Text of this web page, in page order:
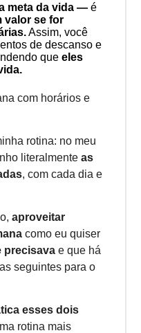
meta da vida —é
valor se for
Assim, você
de descanso e
que eles
com horários e
rotina: no meu
literalmente as
, com cada dia e
aproveitar
como eu quiser
precisavae que há
seguintes para o
esses dois
rotina mais